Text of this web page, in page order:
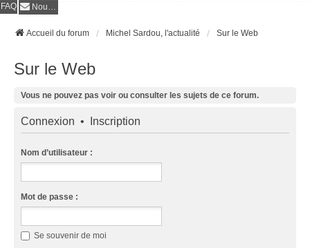
FAQ Nous contacter
Accueil du forum Michel Sardou, l'actualité Sur le Web
Sur le Web
Vous ne pouvez pas voir ou consulter les sujets de ce forum.
Connexion • Inscription
Nom d’utilisateur :
Mot de passe :
Se souvenir de moi